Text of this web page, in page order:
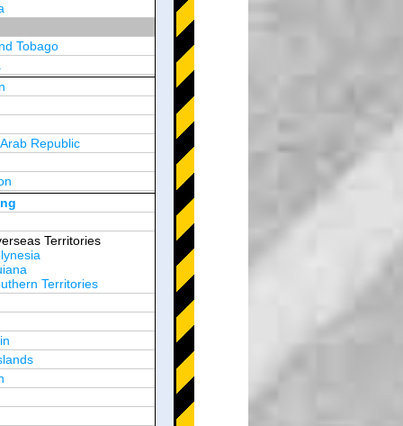
Tobago
Republic
Arab Emirates
Territories
Territories